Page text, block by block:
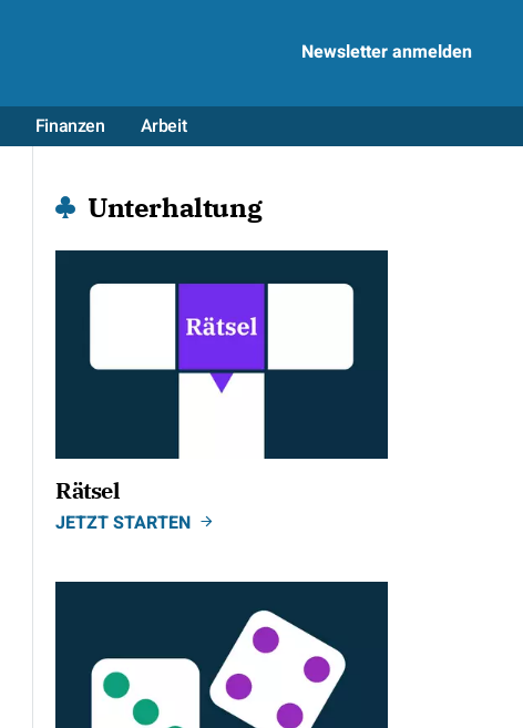
Newsletter anmelden
Finanzen Arbeit
Unterhaltung
Rätsel
JETZT STARTEN